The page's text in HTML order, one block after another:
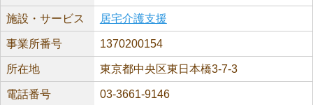
施設・サービス 居宅介護支援
事業所番号 1370200154
所在地 東京都中央区東日本橋3-7-3
電話番号 03-3661-9146